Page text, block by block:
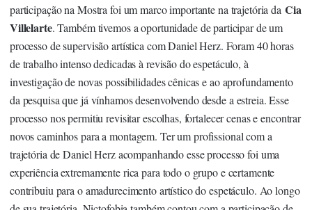
participação na Mostra foi um marco importante na trajetória da Cia
Villelarte. Também tivemos a oportunidade de participar de um
processo de supervisão artística com Daniel Herz. Foram 40 horas
de trabalho intenso dedicadas à revisão do espetáculo, à
investigação de novas possibilidades cênicas e ao aprofundamento
da pesquisa que já vínhamos desenvolvendo desde a estreia. Esse
processo nos permitiu revisitar escolhas, fortalecer cenas e encontrar
novos caminhos para a montagem. Ter um profissional com a
trajetória de Daniel Herz acompanhando esse processo foi uma
experiência extremamente rica para todo o grupo e certamente
contribuiu para o amadurecimento artístico do espetáculo. Ao longo